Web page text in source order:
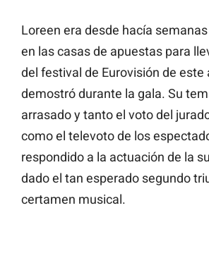
Loreen era desde hacía
en las casas de apuestas para
del festival de Eurovisión de este
demostró durante la gala. Su
arrasado y tanto el voto del
como el televoto de los
respondido a la actuación de la
dado el tan esperado segundo
certamen musical.